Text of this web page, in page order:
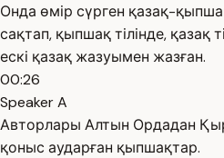
Онда өмір сүрген қазақ-
сақтап, қыпшақ тілінде, қазақ
ескі қазақ жазуымен жазған.
00:26
Speaker A
Авторлары Алтын Ордадан
қоныс аударған қыпшақтар.